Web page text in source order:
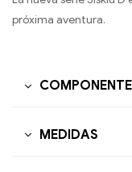
próxima aventura.
MEDIDAS